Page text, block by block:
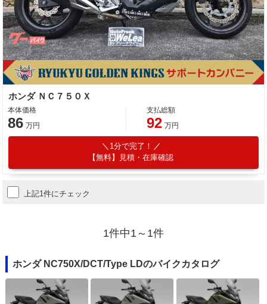
ホンダ ＮＣ７５０Ｘ
本体価格
86 万円
支払総額
92 万円
1分で完了！
【無料】見積・在庫確認
上記1件にチェック
1件中1～1件
ホンダ NC750X/DCT/Type LDのバイクカタログ